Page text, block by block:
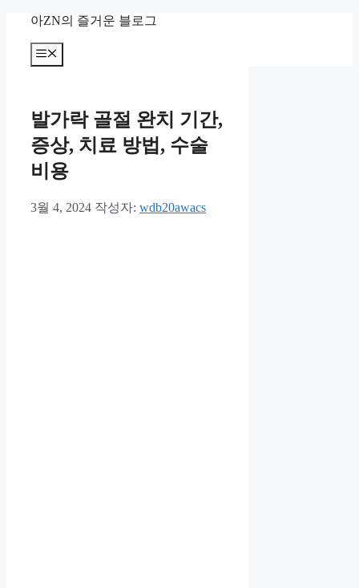
아ZN의 즐거운 블로그
메
뉴
발가락 골절 완치 기간,
증상, 치료 방법, 수술
비용
3월 4, 2024 작성자: wdb20awacs